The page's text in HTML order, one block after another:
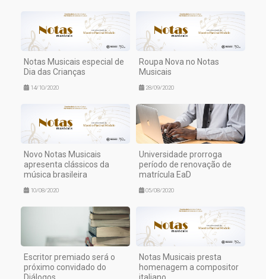
Notas Musicais especial de
Dia das Crianças
14/10/2020
Roupa Nova no Notas
Musicais
28/09/2020
Novo Notas Musicais
apresenta clássicos da
música brasileira
10/08/2020
Universidade prorroga
período de renovação de
matrícula EaD
05/08/2020
Escritor premiado será o
próximo convidado do
Notas Musicais presta
homenagem a compositor